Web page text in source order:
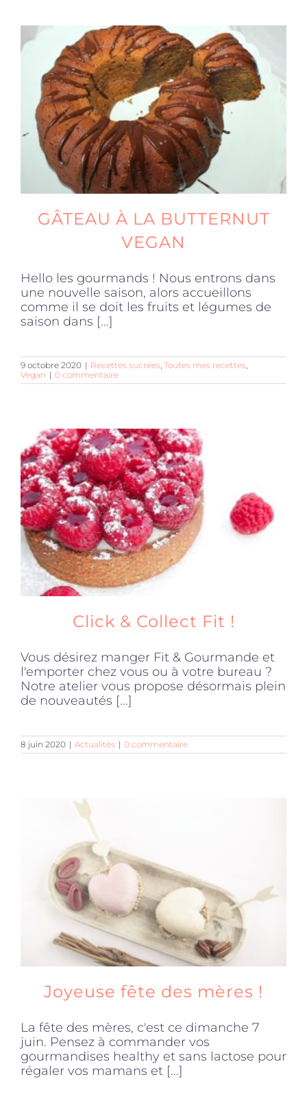
GÂTEAU À LA BUTTERNUT
VEGAN
Hello les gourmands ! Nous entrons dans
une nouvelle saison, alors accueillons
comme il se doit les fruits et légumes de
saison dans [...]
9 octobre 2020 | Recettes sucrées Toutes mes recettes
Vegan | 0 commentaire
Click & Collect Fit !
Vous désirez manger Fit & Gourmande et
l'emporter chez vous ou à votre bureau ?
Notre atelier vous propose désormais plein
de nouveautés [...]
8 juin 2020 | Actualités | 0 commentaire
Joyeuse fête des mères !
La fête des mères, c'est ce dimanche 7
juin. Pensez à commander vos
gourmandises healthy et sans lactose pour
régaler vos mamans et [...]